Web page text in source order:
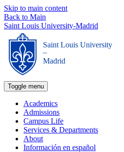
Skip to main content
Back to Main
Saint Louis University-Madrid
Saint Louis University
_
Madrid
Toggle menu
Academics
Admissions
Campus Life
Services & Departments
About
Información en español